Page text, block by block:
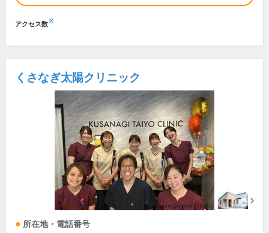
アクセス数※
くさなぎ太陽クリニック
所在地・電話番号